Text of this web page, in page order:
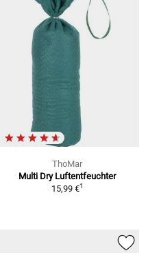
ThoMar
Multi Dry Luftentfeuchter
15,99 €1